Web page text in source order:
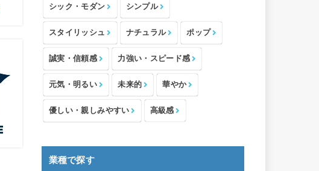
シック・モダン シンプル
スタイリッシュ ナチュラル ポップ
誠実・信頼感 力強い・スピード感
元気・明るい 未来的 華やか
優しい・親しみやすい 高級感
業種で探す